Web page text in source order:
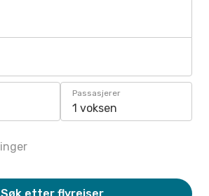
Passasjerer
1 voksen